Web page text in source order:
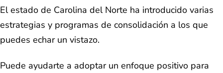
El estado de Carolina del Norte ha introducido varias
estrategias y programas de consolidación a los que
puedes echar un vistazo.
Puede ayudarte a adoptar un enfoque positivo para